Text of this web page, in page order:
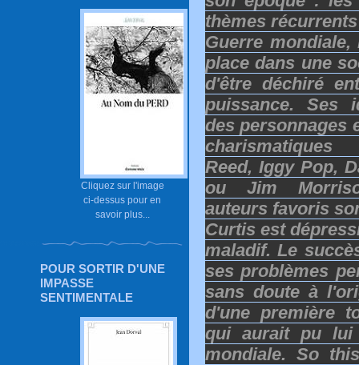
Cliquez sur l'image
ci-dessus pour en
savoir plus...
POUR SORTIR D'UNE
IMPASSE
SENTIMENTALE
thèmes
Guerre
place dans une
d'être déchiré
puissance. Ses
des personnages
Reed, Iggy Pop,
ou Jim
auteurs favoris
Curtis est
maladif. Le
ses problèmes
sans doute à
d'une première
qui aurait pu lui
mondiale. So